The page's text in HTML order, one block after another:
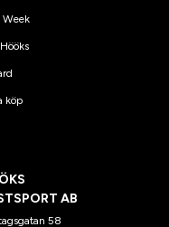
Week
köp
AB
58